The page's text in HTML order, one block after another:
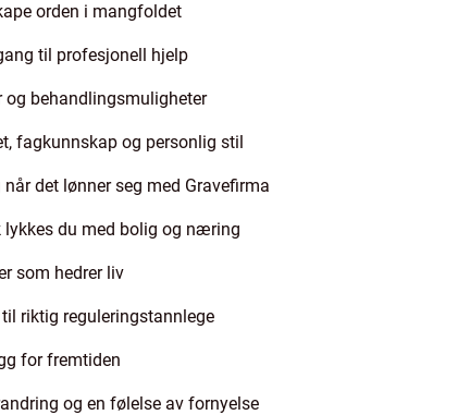
orden i mangfoldet
til profesjonell hjelp
og behandlingsmuligheter
fagkunnskap og personlig stil
det lønner seg med Gravefirma
lykkes du med bolig og næring
som hedrer liv
riktig reguleringstannlege
for fremtiden
og en følelse av fornyelse